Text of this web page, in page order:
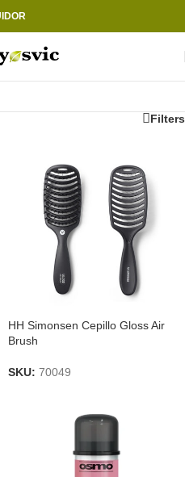
Filters
HH Simonsen Cepillo Gloss Air
Brush
SKU: 70049